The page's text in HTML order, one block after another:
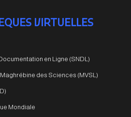
VIRTUELLES
en Ligne (SNDL)
des Sciences (MVSL)
Mondiale